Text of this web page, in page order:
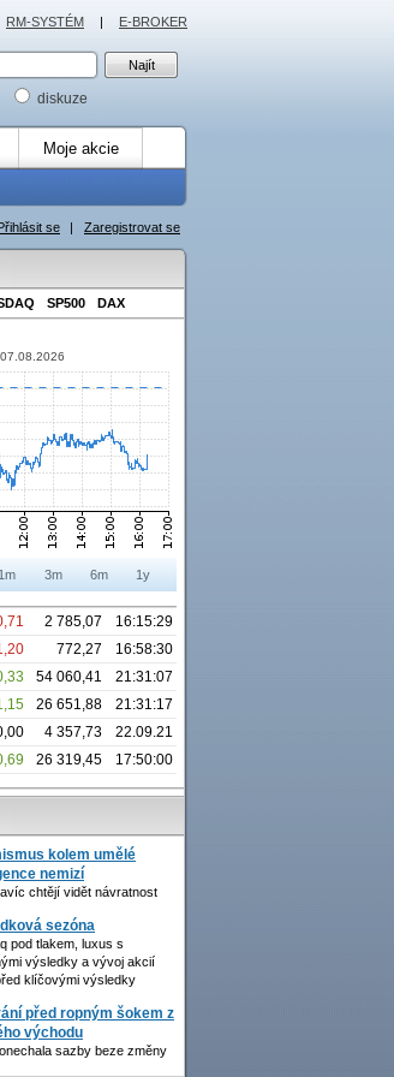
diskuze
Moje akcie
se | Zaregistrovat se
SP500 DAX
07.08.2026
3m 6m 1y
2 785,07
16:15:29
772,27
16:58:30
54 060,41
21:31:07
26 651,88
21:31:17
4 357,73
22.09.21
26 319,45 17:50:00
kolem umělé
nemizí
chtějí vidět návratnost
sezóna
pod tlakem, luxus s
výsledky a vývoj akcií
klíčovými výsledky
před ropným šokem z
východu
sazby beze změny
RM-SYSTÉM | E-BROKER